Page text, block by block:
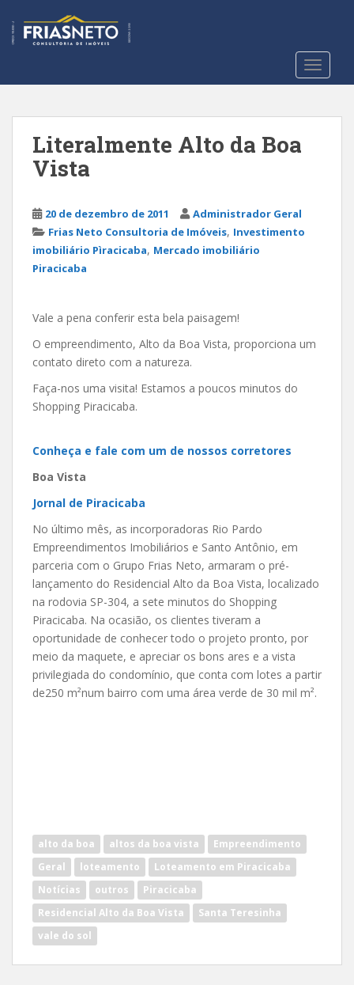
t
Literalmente Alto da Boa
Vista
20 de dezembro de 2011
Administrador Geral
Frias Neto Consultoria de Imóveis, Investimento
imobiliário Pìracicaba, Mercado imobiliário
Piracicaba
Vale a pena conferir esta bela paisagem!
O empreendimento, Alto da Boa Vista, proporciona um
contato direto com a natureza.
Faça-nos uma visita! Estamos a poucos minutos do
Shopping Piracicaba.
Conheça e fale com um de nossos corretores
Boa Vista
Jornal de Piracicaba
No último mês, as incorporadoras Rio Pardo
Empreendimentos Imobiliários e Santo Antônio, em
parceria com o Grupo Frias Neto, armaram o pré-
lançamento do Residencial Alto da Boa Vista, localizado
na rodovia SP-304, a sete minutos do Shopping
Piracicaba. Na ocasião, os clientes tiveram a
oportunidade de conhecer todo o projeto pronto, por
meio da maquete, e apreciar os bons ares e a vista
privilegiada do condomínio, que conta com lotes a partir
de250 m²num bairro com uma área verde de 30 mil m².
alto da boa altos da boa vista
Empreendimento
Geral
loteamento
Loteamento em Piracicaba
Notícias
outros
Piracicaba
Residencial Alto da Boa Vista
Santa Teresinha
vale do sol